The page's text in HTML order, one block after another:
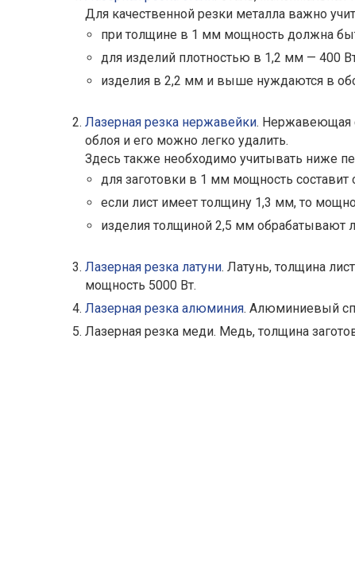
Для качественной резки металла важно
при толщине в 1 мм мощность должна
для изделий плотностью в 1,2 мм — 400
изделия в 2,2 мм и выше нуждаются в
Лазерная резка нержавейки. Нержавеющая
облоя и его можно легко удалить.
Здесь также необходимо учитывать ниже
для заготовки в 1 мм мощность составит
если лист имеет толщину 1,3 мм, то
изделия толщиной 2,5 мм обрабатывают
Лазерная резка латуни. Латунь, толщина
мощность 5000 Вт.
Лазерная резка алюминия. Алюминиевый
Лазерная резка меди. Медь, толщина